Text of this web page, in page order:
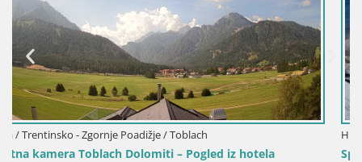
Hrvaška / Ličko-Senjska / Senj
Spletna kamera Senj pristanišče – Pogled na